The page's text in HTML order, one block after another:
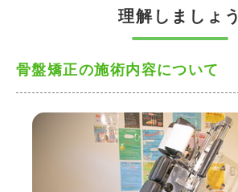
理解しましょう
骨盤矯正の施術内容について